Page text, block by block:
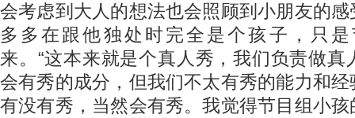
会考虑到大人的想法也会照顾到小朋友的
多多在跟他独处时完全是个孩子，只
来。“这本来就是个真人秀，我们负责做真
会有秀的成分，但我们不太有秀的能力和
有没有秀，当然会有秀。我觉得节目组小